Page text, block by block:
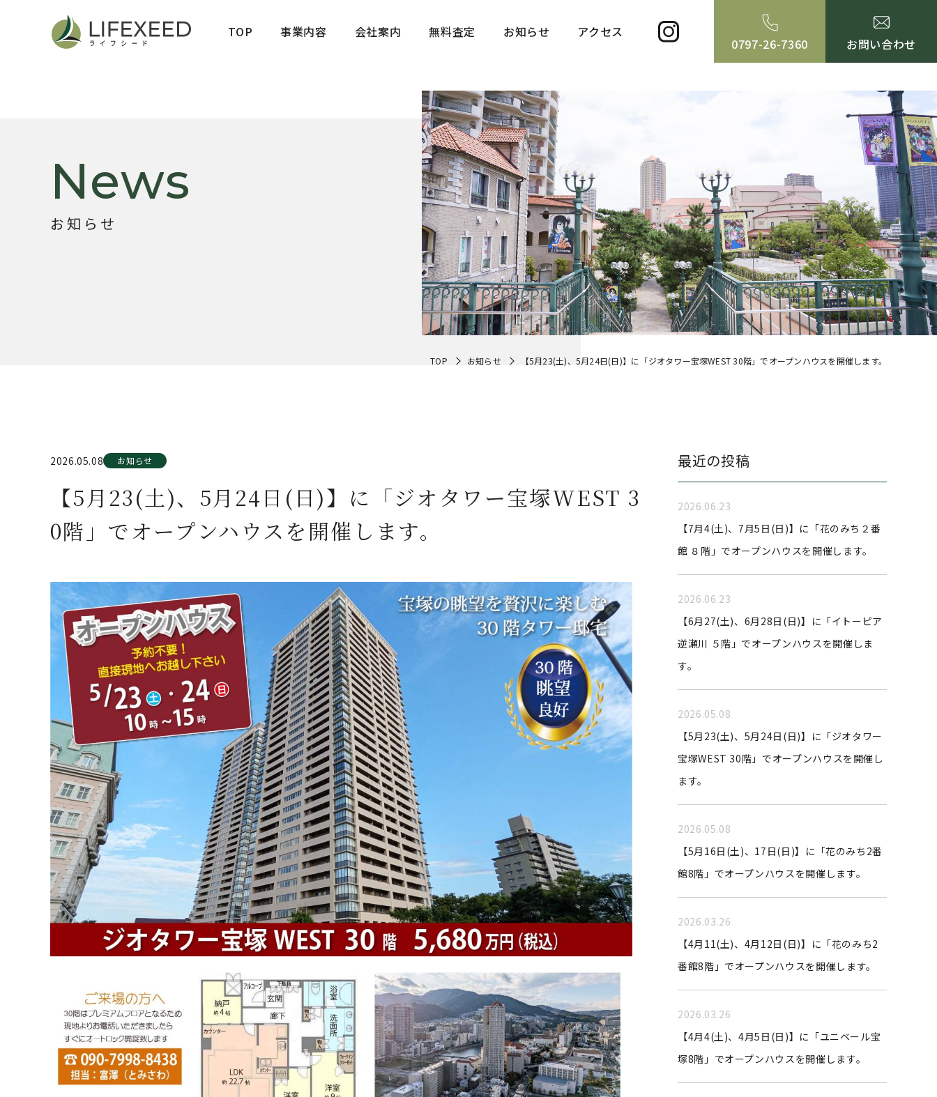
TOP 事業内容 会社案内 無料査定 お知らせ アクセス
0797-26-7360 お問い合わせ
News
お知らせ
TOP お知らせ 【5月23(土)、5月24日(日)】に「ジオタワー宝塚WEST 30階」でオープンハウスを開催します。
2026.05.08 お知らせ
【5月23(土)、5月24日(日)】に「ジオタワー宝塚WEST 3
0階」でオープンハウスを開催します。
最近の投稿
2026.06.23
【7月4(土)、7月5日(日)】に「花のみち２番
館 ８階」でオープンハウスを開催します。
2026.06.23
【6月27(土)、6月28日(日)】に「イトーピア
逆瀬川 ５階」でオープンハウスを開催しま
す。
2026.05.08
【5月23(土)、5月24日(日)】に「ジオタワー
宝塚WEST 30階」でオープンハウスを開催し
ます。
2026.05.08
【5月16日(土)、17日(日)】に「花のみち2番
館8階」でオープンハウスを開催します。
2026.03.26
【4月11(土)、4月12日(日)】に「花のみち2
番館8階」でオープンハウスを開催します。
2026.03.26
【4月4(土)、4月5日(日)】に「ユニベール宝
塚8階」でオープンハウスを開催します。